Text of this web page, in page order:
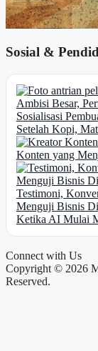
Sosial &
Ambisi Besar,
Sosialisasi
Setelah Kopi,
Konten yang
Testimoni,
Menguji Bisnis
Ketika AI Mulai
Connect with Us
Copyright © 2026
Reserved.